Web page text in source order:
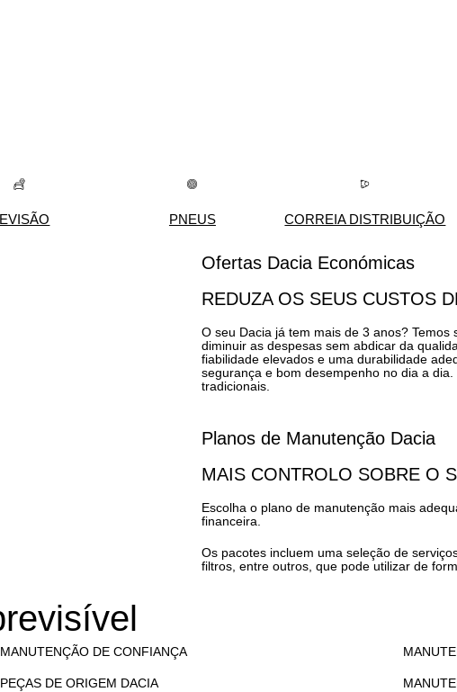
PNEUS CORREIA DISTRIBUIÇÃO
Ofertas Dacia Económicas
REDUZA OS SEUS CUSTOS
O seu Dacia já tem mais de 3 anos?
diminuir as despesas sem abdicar da
fiabilidade elevados e uma durabilidade
segurança e bom desempenho no dia a
tradicionais.
Planos de Manutenção Dacia
MAIS CONTROLO SOBRE O
Escolha o plano de manutenção mais
financeira.
Os pacotes incluem uma seleção de
filtros, entre outros, que pode utilizar de
MANUTENÇÃO DE CONFIANÇA
PEÇAS DE ORIGEM DACIA